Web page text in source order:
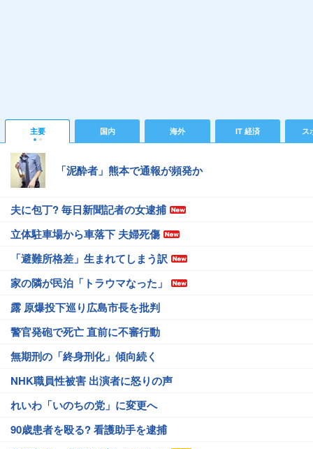
主要 国内 海外 IT 経済 ス
「泥酔者」熊本で通報が頻発か
夫に包丁? 毎日新聞記者の女逮捕
立体駐車場から車落下 夫婦死傷
「避難所格差」生まれてしまう訳
家の隣が民泊「トラウマなった」
露 原爆投下巡り広島市長を批判
警官発砲で死亡 直前に不審行動
無期刑の「終身刑化」傾向続く
NHK職員性被害 出演者に怒りの声
れいわ「いのちの党」に変更へ
90歳患者を殴る? 看護助手を逮捕